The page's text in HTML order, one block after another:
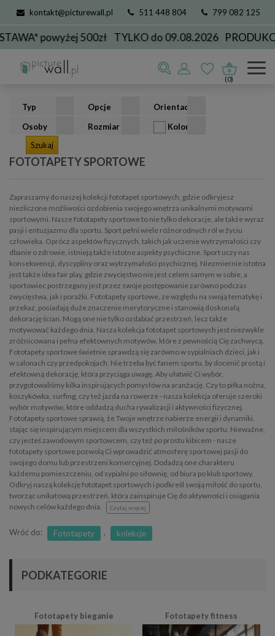
kontakt@picturewall.pl 511 448 804 799 082 125
500zł TYLKO do 09.08.2026 PRODUKCJA DO 3
(0)
Fototapety
Typ Opcje
Orientacja
Osoby
Rozmiar Kolor
FOTOTAPETY SPORTOWE
Zapraszamy do naszej kolekcji fototapet sportowych, gdzie odkryjesz
niezliczone możliwości ozdobienia swojego wnętrza unikalnymi motywami
sportowymi. Nasze fototapety sportowe to nie tylko dekoracje, ale także wyraz
pasji i entuzjazmu dla sportu. Sport pełni wiele różnorodnych ról w życiu
człowieka. Oprócz aspektów fizycznych, takich jak uczenie wytrzymałości czy
dbanie o zdrowie, istnieją także istotne aspekty psychiczne. Sport uczy nas
konsekwencji, dyscypliny oraz wytrzymałości psychicznej. Niezmiernie istotna
jest także idea fair play, gdzie zwycięstwo nie jest celem samym w sobie, a
sportowiec postrzegany jest przez swoje postępowanie zarówno podczas
zwycięstwa, jak i porażki. Fototapety sportowe, ze względu na swoją tematykę i
przekaz, posiadają duże znaczenie merytoryczne i stanowią doskonałą
dekorację ścian. Mogą one nie tylko ozdabiać przestrzeń, lecz także
motywować każdego dnia. Nasza kolekcja fototapet sportowych jest niezwykle
zróżnicowana i pełna efektownych motywów, które z pewnością Cię zachwycą.
Fototapety sportowe świetnie sprawdzą się zarówno w sypialniach dzieci, jak i
w salonach czy przedpokojach. Nie trzeba być fanem sportu, by docenić prostą i
efektowną dekorację, która przyciąga uwagę. Aby ułatwić Ci wybór,
przygotowaliśmy kilka inspirujących pomysłów na aranżację. Czy to piłka nożna,
koszykówka, surfing, czy też jazda na rowerze - nasza kolekcja oferuje szeroki
wybór motywów, które oddadzą ducha rywalizacji i aktywności fizycznej.
Fototapety sportowe sprawią, że Twoje wnętrze nabierze energii i dynamiki,
stając się inspirującym miejscem dla wszystkich miłośników sportu. Nieważne,
czy jesteś zawodowym sportowcem, czy też po prostu kibicem - nasze
fototapety sportowe pozwolą Ci wprowadzić atmosferę sportowej pasji do
swojego domu lub przestrzeni komercyjnej. Dodadzą one charakteru
każdemu pomieszczeniu, od sypialni po siłownię, od biura po klub sportowy.
Odkryj naszą kolekcję fototapet sportowych i podkreśl swoją miłość do sportu,
tworząc unikatową przestrzeń, która zainspiruje Cię do aktywności i osiągania
nowych celów każdego dnia.
Czytaj więcej
Wróć do: Fototapety , kolekcje
PODKATEGORIE
Fototapety bieganie Fototapety fitness